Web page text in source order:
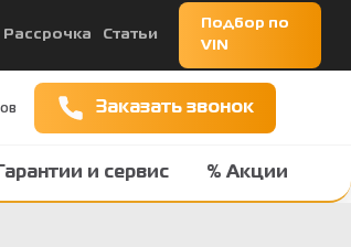
Рассрочка Статьи
Подбор по
VIN
Заказать звонок
Гарантии и сервис % Акции